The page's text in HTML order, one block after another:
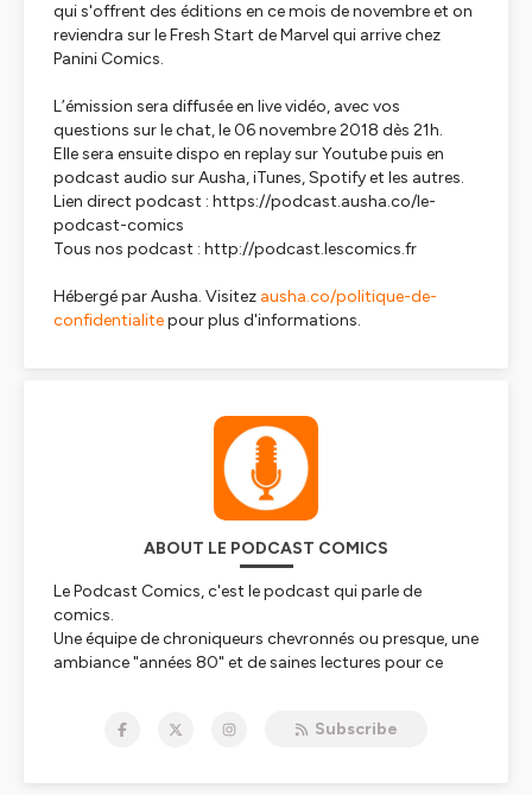
qui s'offrent des éditions en ce mois de novembre et on
reviendra sur le Fresh Start de Marvel qui arrive chez
Panini Comics.
L’émission sera diffusée en live vidéo, avec vos
questions sur le chat, le 06 novembre 2018 dès 21h.
Elle sera ensuite dispo en replay sur Youtube puis en
podcast audio sur Ausha, iTunes, Spotify et les autres.
Lien direct podcast : https://podcast.ausha.co/le-
podcast-comics
Tous nos podcast : http://podcast.lescomics.fr
Hébergé par Ausha. Visitez ausha.co/politique-de-
confidentialitepour plus d'informations.
ABOUT LE PODCAST COMICS
Le Podcast Comics, c'est le podcast qui parle de
comics.
Une équipe de chroniqueurs chevronnés ou presque, une
ambiance "années 80" et de saines lectures pour ce
Hébergé par Ausha. Visitez
ausha.co/politique-de-
Subscribe